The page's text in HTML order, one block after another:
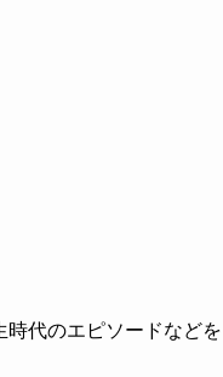
代のエピソードなど